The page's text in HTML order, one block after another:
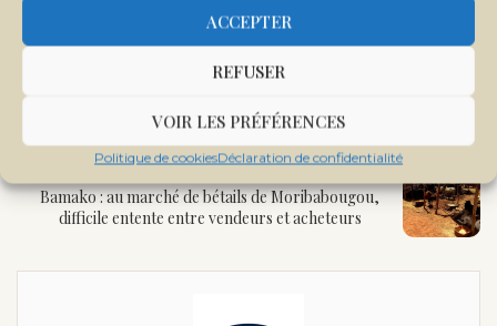
ACCEPTER
REFUSER
VOIR LES PRÉFÉRENCES
Politique de cookiesDéclaration de confidentialité
previous post
Pénurie de sable : vers un désastre planétaire, environnemental et
économique
next post
Bamako : au marché de bétails de Moribabougou,
difficile entente entre vendeurs et acheteurs